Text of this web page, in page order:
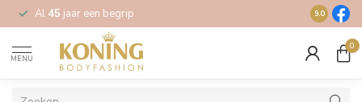
Al 45 jaar een begrip Gratis
9.0
MENU
0